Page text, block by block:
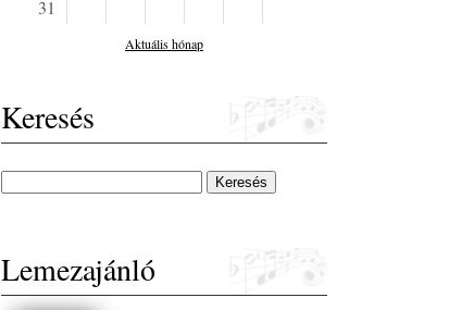
31
Aktuális hónap
Keresés
Lemezajánló